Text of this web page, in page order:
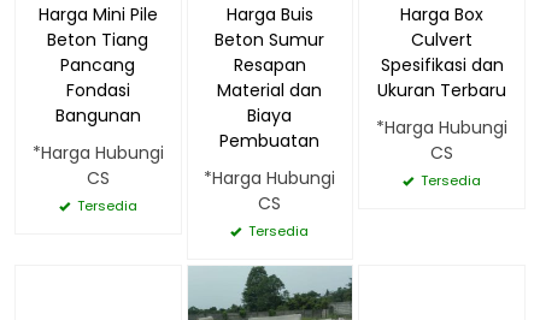
Harga Mini Pile
Beton Tiang
Pancang
Fondasi
Bangunan
*Harga Hubungi
CS
Tersedia
Harga Buis
Beton Sumur
Resapan
Material dan
Biaya
Pembuatan
*Harga Hubungi
CS
Tersedia
Harga Box
Culvert
Spesifikasi dan
Ukuran Terbaru
*Harga Hubungi
CS
Tersedia